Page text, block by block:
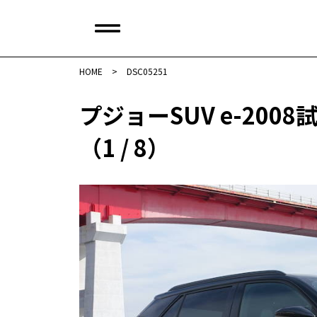
HOME > DSC05251
プジョーSUV e-2008
（1 / 8）